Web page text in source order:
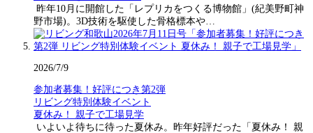
昨年10月に開館した「レプリカをつくる博物館」(紀美野町神
野市場)。3D技術を駆使した骨格標本や…
2026/7/9
参加者募集！好評につき第2弾
リビング特別体験イベント
夏休み！ 親子で工場見学
いよいよ待ちに待った夏休み。昨年好評だった「夏休み！ 親